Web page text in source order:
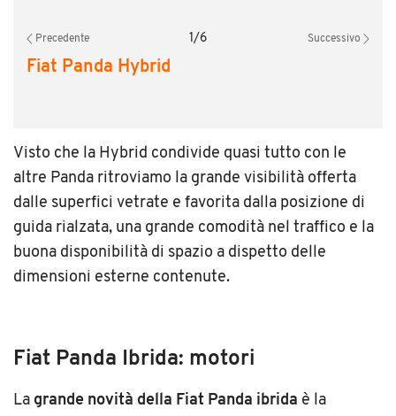
Precedente 1/6 Successivo
Fiat Panda Hybrid
Visto che la Hybrid condivide quasi tutto con le
altre Panda ritroviamo la grande visibilità offerta
dalle superfici vetrate e favorita dalla posizione di
guida rialzata, una grande comodità nel traffico e la
buona disponibilità di spazio a dispetto delle
dimensioni esterne contenute.
Fiat Panda Ibrida: motori
La grande novità della Fiat Panda ibrida è la